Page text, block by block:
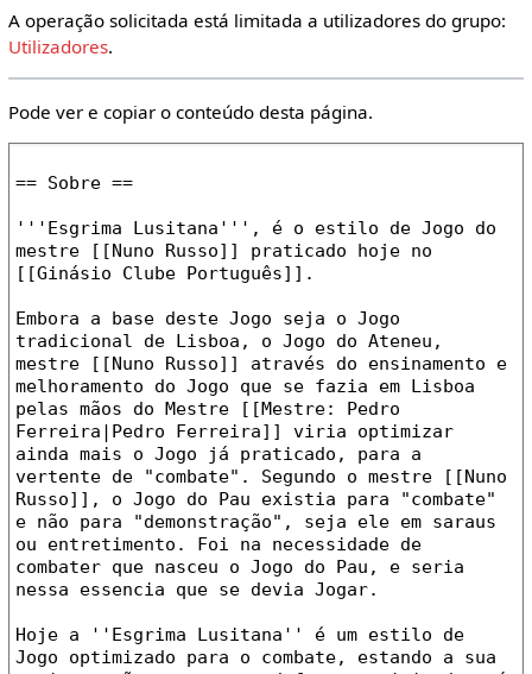
A operação solicitada está limitada a utilizadores do grupo:
Utilizadores.
Pode ver e copiar o conteúdo desta página.